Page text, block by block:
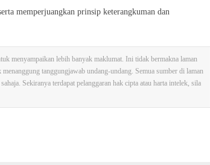
memperjuangkan prinsip keterangkuman dan
menyampaikan lebih banyak maklumat. Ini tidak bermakna laman
tanggungjawab undang-undang. Semua sumber di laman
Sekiranya terdapat pelanggaran hak cipta atau harta intelek, sila